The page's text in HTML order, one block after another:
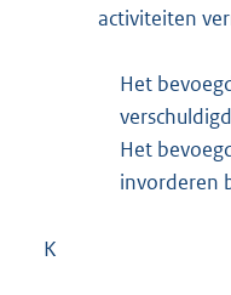
activiteiten
Het
Het
invorderen
K